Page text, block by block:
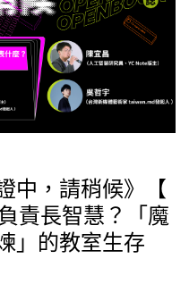
中，請稍候》【
責長智慧？「魔
」的教室生存